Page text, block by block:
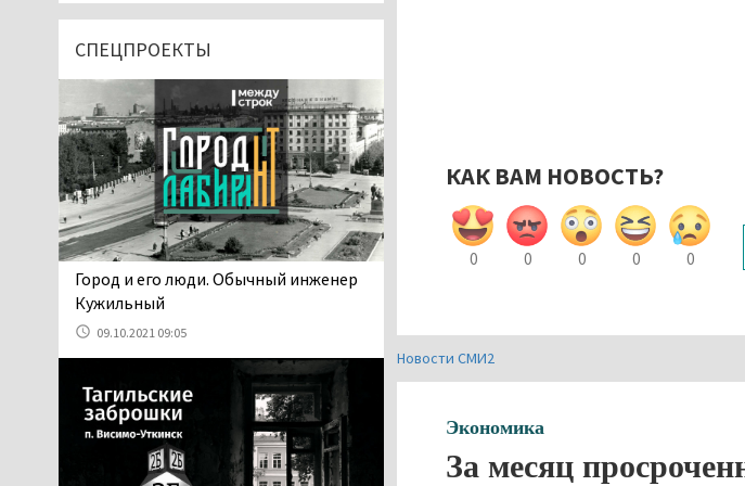
КАК ВАМ НОВОСТЬ?
0 0 0 0 0
Новости СМИ2
Экономика
За месяц
В Детской городской
больнице № 3 Нижнего
обвинения родителей, которые
заявили, что их дочь в палате
покусала бельевая вошь
06.08.2026 13:02
В Нижнем Тагиле на три
дня запретят
электросамокаты
вошь». Родители 10-
пожаловались на кровососущих
паразитов, которые искусали их
ребёнка в детской больнице
Нижнего Тагила
05.08.2026 17:59
СПЕЦПРОЕКТЫ
​​​​​​​Город и его люди. Обычный инженер
Кужильный
09.10.2021 09:05